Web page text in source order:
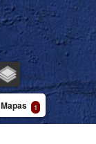
Mapas 1